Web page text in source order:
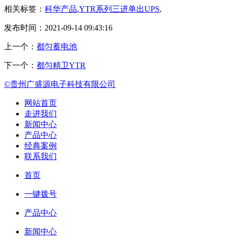
相关标签： 科华产品,YTR系列三进单出UPS,
发布时间：2021-09-14 09:43:16
上一个： 都匀蓄电池
下一个： 都匀精卫YTR
©贵州广盛源电子科技有限公司
网站首页
走进我们
新闻中心
产品中心
经典案例
联系我们
首页
一键拨号
产品中心
新闻中心